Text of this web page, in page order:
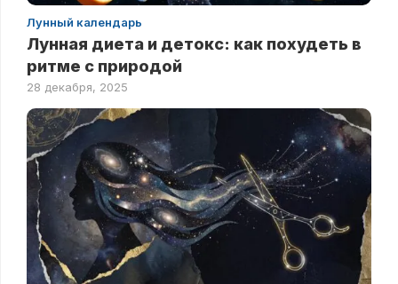
Лунный календарь
Лунная диета и детокс: как похудеть в
ритме с природой
28 декабря, 2025